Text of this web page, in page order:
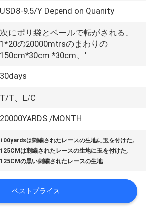
USD8-9.5/Y Depend on Quanity
次にポリ袋とベールで転がされる。
1*20の20000mtrsのまわりの
150cm*30cm *30cm、'
30days
T/T、L/C
20000YARDS /MONTH
100yardsは刺繍されたレースの生地に玉を付けた,
125CMは刺繍されたレースの生地に玉を付けた,
125CMの黒い刺繍されたレースの生地
ベストプライス